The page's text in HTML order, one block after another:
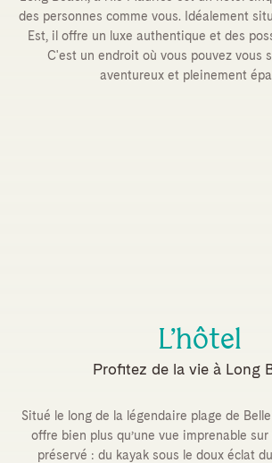
des personnes comme vous. Idéalement
Est, il offre un luxe authentique et des
C'est un endroit où vous pouvez vous
aventureux et pleinement
L’hôtel
Profitez de la vie à Long
Situé le long de la légendaire plage de
offre bien plus qu’une vue imprenable
préservé : du kayak sous le doux éclat